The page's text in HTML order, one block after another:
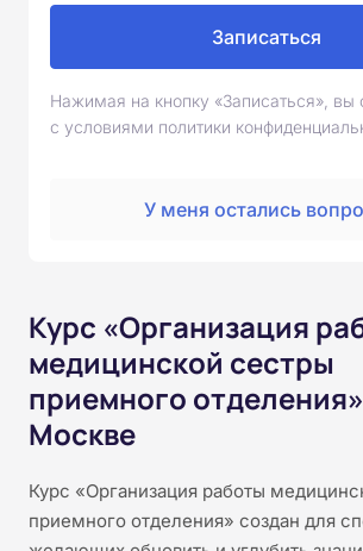
Записаться
Нажимая на кнопку «Записаться», вы
с условиями политики
У меня остались
Курс «Организация
медицинской сестры
приемного
Москве
Курс «Организация работы
приемного отделения» создан для